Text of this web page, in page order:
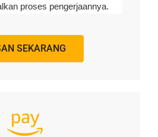
proses pengerjaannya.
SEKARANG